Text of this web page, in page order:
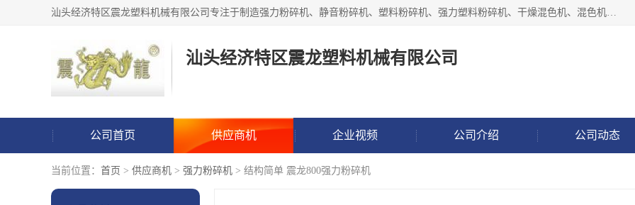
汕头经济特区震龙塑料机械有限公司专注于制造强力粉碎机、静音粉碎机、塑料粉碎机、强力塑料粉碎机、干燥混色机、混色机、冷水机、上料机等塑料辅助机械。
汕头经济特区震龙塑料机械有限公司
公司首页 供应商机 企业视频 公司介绍 公司动态
当前位置： 首页 > 供应商机 > 强力粉碎机 > 结构简单 震龙800强力粉碎机